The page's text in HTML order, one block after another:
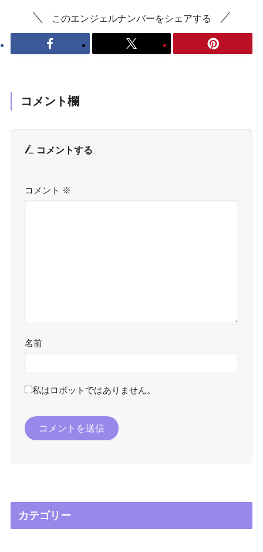
このエンジェルナンバーをシェアする
コメント欄
コメントする
コメント ※
名前
私はロボットではありません。
カテゴリー